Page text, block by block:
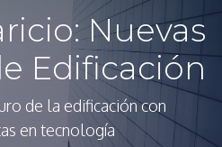
Nuevas
Edificación
de la edificación con
en tecnología